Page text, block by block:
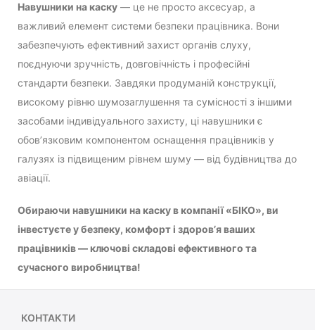
Навушники на каску — це не просто аксесуар, а
важливий елемент системи безпеки працівника. Вони
забезпечують ефективний захист органів слуху,
поєднуючи зручність, довговічність і професійні
стандарти безпеки. Завдяки продуманій конструкції,
високому рівню шумозаглушення та сумісності з іншими
засобами індивідуального захисту, ці навушники є
обов’язковим компонентом оснащення працівників у
галузях із підвищеним рівнем шуму — від будівництва до
авіації.
Обираючи навушники на каску в компанії «БІКО», ви
інвестуєте у безпеку, комфорт і здоров’я ваших
працівників — ключові складові ефективного та
сучасного виробництва!
КОНТАКТИ